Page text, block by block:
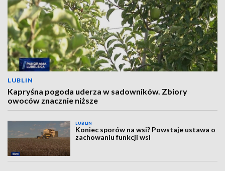
LUBLIN
Kapryśna pogoda uderza w sadowników. Zbiory
owoców znacznie niższe
LUBLIN
Koniec sporów na wsi? Powstaje ustawa o
zachowaniu funkcji wsi